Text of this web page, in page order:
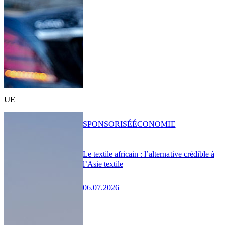
UE
Le textile africain : l’alternative crédible à
l’Asie textile
06.07.2026
SPONSORISÉÉCONOMIE